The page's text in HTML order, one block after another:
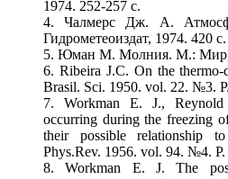
1974. 252-257 c.
4. Чалмерс Дж. А.
Гидрометеоиздат, 1974. 420 с.
5. Юман М. Молния. М.: Мир,
6. Ribeira J.C. On the
Brasil. Sci. 1950. vol. 22. №3.
7. Workman E. J., Reynold
occurring during the freezing
their possible relationship
Phys.Rev. 1956. vol. 94. №4. P.
8. Workman E. J. The